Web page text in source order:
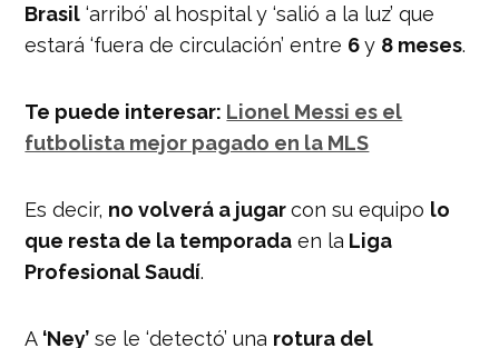
Brasil ‘arribó’ al hospital y ‘salió a la luz’ que
estará ‘fuera de circulación’ entre 6y 8 meses.
Te puede interesar: Lionel Messi es el
futbolista mejor pagado en la MLS
Es decir, no volverá a jugarcon su equipo lo
que resta de la temporada en la Liga
Profesional Saudí.
A ‘Ney’ se le ‘detectó’ una rotura del